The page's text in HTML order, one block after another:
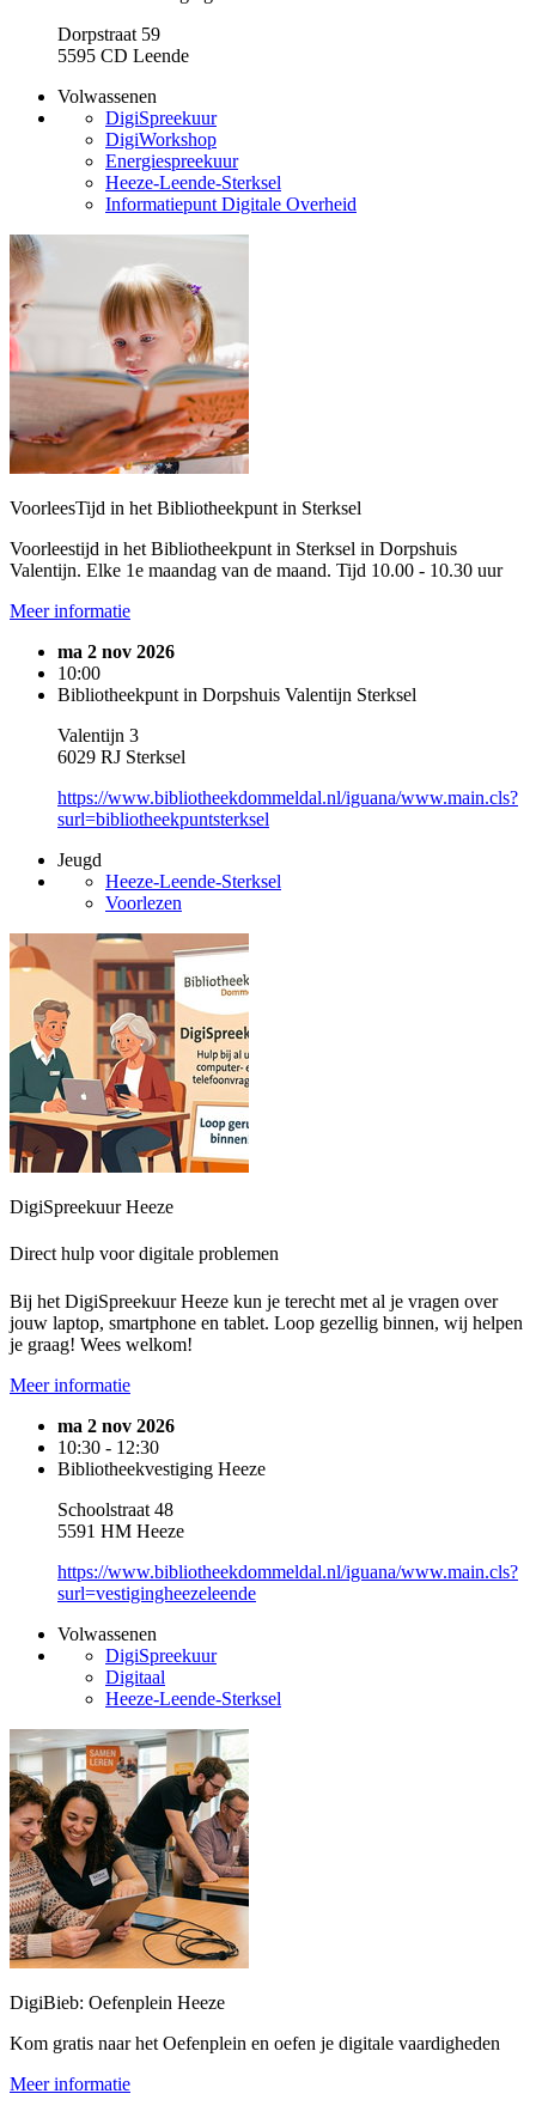
Dorpstraat 59
5595 CD Leende
Volwassenen
DigiSpreekuur
DigiWorkshop
Energiespreekuur
Heeze-Leende-Sterksel
Informatiepunt Digitale Overheid
VoorleesTijd in het Bibliotheekpunt in Sterksel
Voorleestijd in het Bibliotheekpunt in Sterksel in Dorpshuis
Valentijn. Elke 1e maandag van de maand. Tijd 10.00 - 10.30 uur
Meer informatie
ma 2 nov 2026
10:00
Bibliotheekpunt in Dorpshuis Valentijn Sterksel
Valentijn 3
6029 RJ Sterksel
https://www.bibliotheekdommeldal.nl/iguana/www.main.cls?
surl=bibliotheekpuntsterksel
Jeugd
Heeze-Leende-Sterksel
Voorlezen
DigiSpreekuur Heeze
Direct hulp voor digitale problemen
Bij het DigiSpreekuur Heeze kun je terecht met al je vragen over
jouw laptop, smartphone en tablet. Loop gezellig binnen, wij helpen
je graag! Wees welkom!
Meer informatie
ma 2 nov 2026
10:30 - 12:30
Bibliotheekvestiging Heeze
Schoolstraat 48
5591 HM Heeze
https://www.bibliotheekdommeldal.nl/iguana/www.main.cls?
surl=vestigingheezeleende
Volwassenen
DigiSpreekuur
Digitaal
Heeze-Leende-Sterksel
DigiBieb: Oefenplein Heeze
Kom gratis naar het Oefenplein en oefen je digitale vaardigheden
Meer informatie